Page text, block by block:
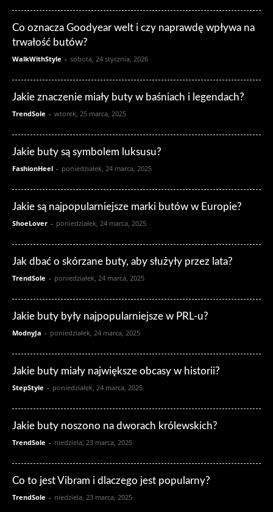
Co oznacza Goodyear welt i czy naprawdę wpływa na
trwałość butów?
WalkWithStyle - sobota, 24 stycznia, 2026
Jakie znaczenie miały buty w baśniach i legendach?
TrendSole - wtorek, 25 marca, 2025
Jakie buty są symbolem luksusu?
FashionHeel - poniedziałek, 24 marca, 2025
Jakie są najpopularniejsze marki butów w Europie?
ShoeLover - poniedziałek, 24 marca, 2025
Jak dbać o skórzane buty, aby służyły przez lata?
TrendSole - poniedziałek, 24 marca, 2025
Jakie buty były najpopularniejsze w PRL-u?
ModnyJa - poniedziałek, 24 marca, 2025
Jakie buty miały największe obcasy w historii?
StepStyle - poniedziałek, 24 marca, 2025
Jakie buty noszono na dworach królewskich?
TrendSole - niedziela, 23 marca, 2025
Co to jest Vibram i dlaczego jest popularny?
TrendSole - niedziela, 23 marca, 2025